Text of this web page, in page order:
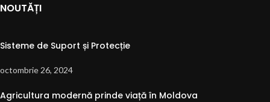
NOUTĂȚI
Sisteme de Suport și Protecție
octombrie 26, 2024
Agricultura modernă prinde viață în Moldova